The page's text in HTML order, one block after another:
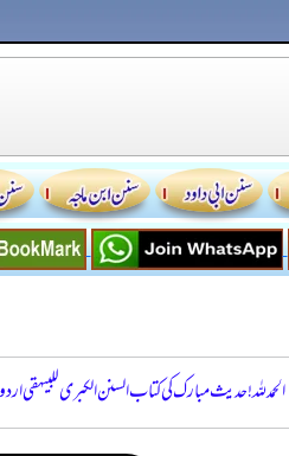
الحمدللہ! حدیث مبارک کی کتاب السنن الكبرى